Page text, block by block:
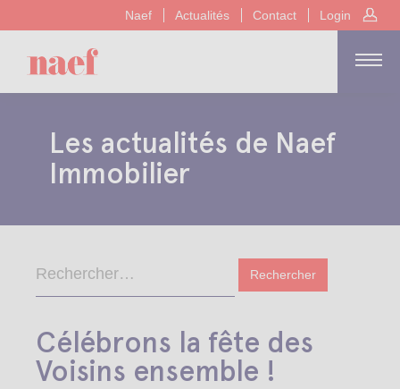
Naef Actualités Contact Login
Les actualités de Naef
Immobilier
Célébrons la fête des
Voisins ensemble !